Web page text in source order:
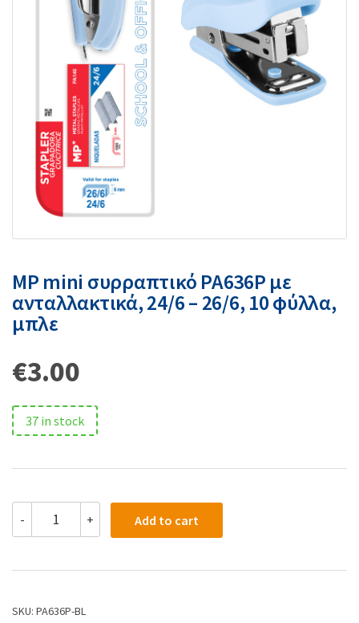
MP mini συρραπτικό PA636P με
ανταλλακτικά, 24/6 – 26/6, 10 φύλλα,
μπλε
€3.00
37 in stock
- + Add to cart
SKU: PA636P-BL